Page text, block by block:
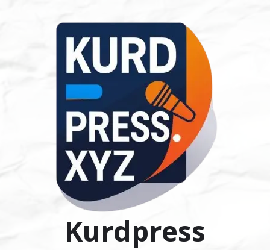
Kurdpress